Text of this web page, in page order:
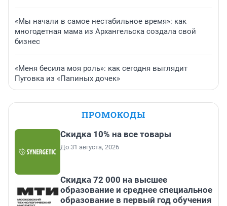
«Мы начали в самое нестабильное время»: как
многодетная мама из Архангельска создала свой
бизнес
«Меня бесила моя роль»: как сегодня выглядит
Пуговка из «Папиных дочек»
ПРОМОКОДЫ
Скидка 10% на все товары
До 31 августа, 2026
Скидка 72 000 на высшее
образование и среднее специальное
образование в первый год обучения